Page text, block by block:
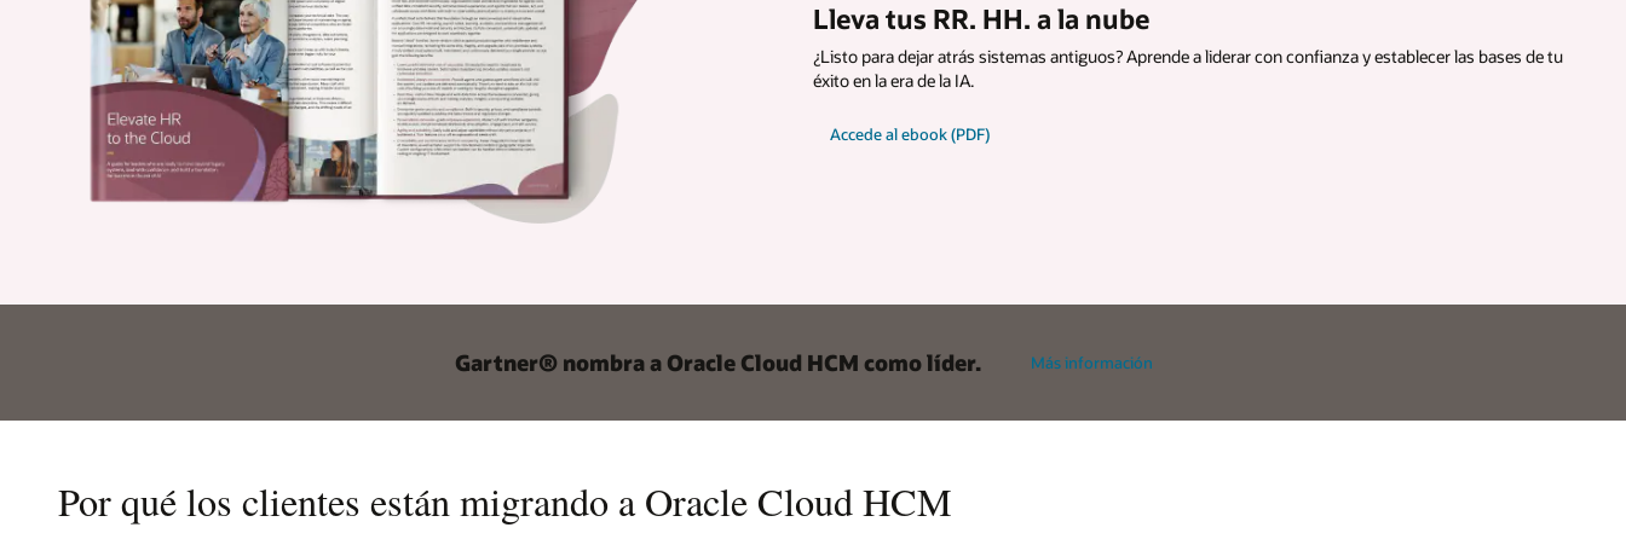
Lleva tus RR. HH. a la nube
¿Listo para dejar atrás sistemas antiguos? Aprende a liderar con confianza y establecer las bases de tu
éxito en la era de la IA.
Accede al ebook (PDF)
Gartner® nombra a Oracle Cloud HCM como líder. Más información
Por qué los clientes están migrando a Oracle Cloud HCM